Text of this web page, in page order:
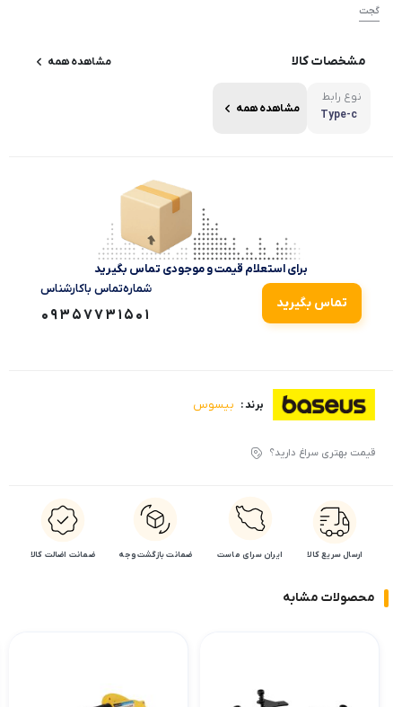
گجت
مشخصات کالا مشاهده همه
نوع رابط
Type-c
مشاهده همه
برای استعلام قیمت و موجودی تماس بگیرید
تماس بگیرید
شماره‌تماس‌ با‌کارشناس
09357731501
برند : بیسوس
قیمت بهتری سراغ دارید؟
ارسال سریع کالا ایران سرای ماست ضمانت بازگشت وجه ضمانت اضالت کالا
محصولات مشابه